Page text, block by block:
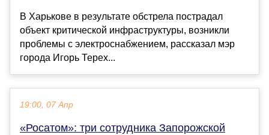
В Харькове в результате обстрела пострадал
объект критической инфраструктуры, возникли
проблемы с электроснабжением, рассказал мэр
города Игорь Терех...
19:00, 07 Апр
«Росатом»: три сотрудника Запорожской